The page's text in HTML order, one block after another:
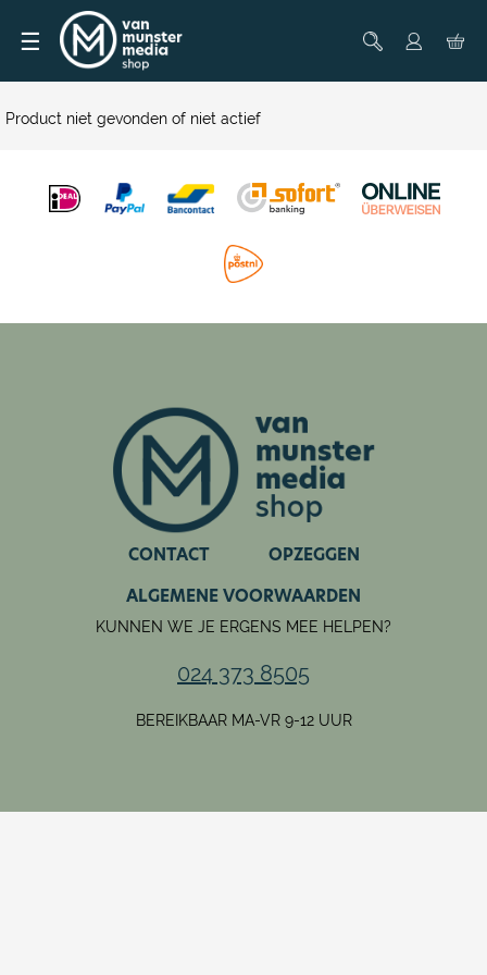
☰
Product niet gevonden of niet actief
CONTACT
OPZEGGEN
ALGEMENE VOORWAARDEN
KUNNEN WE JE ERGENS MEE HELPEN?
024 373 8505
BEREIKBAAR MA-VR 9-12 UUR